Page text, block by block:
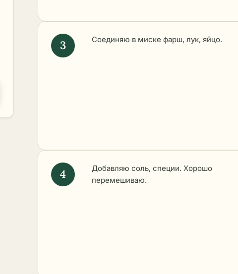
Соединяю в миске фарш, лук, яйцо.
Добавляю соль, специи. Хорошо
перемешиваю.